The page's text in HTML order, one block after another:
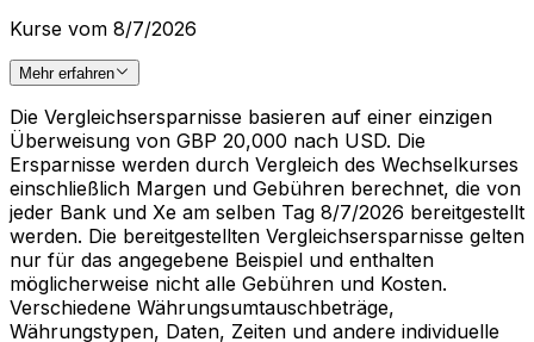
Kurse vom 8/7/2026
Mehr erfahren
Die Vergleichsersparnisse basieren auf einer einzigen
Überweisung von GBP 20,000 nach USD. Die
Ersparnisse werden durch Vergleich des Wechselkurses
einschließlich Margen und Gebühren berechnet, die von
jeder Bank und Xe am selben Tag 8/7/2026 bereitgestellt
werden. Die bereitgestellten Vergleichsersparnisse gelten
nur für das angegebene Beispiel und enthalten
möglicherweise nicht alle Gebühren und Kosten.
Verschiedene Währungsumtauschbeträge,
Währungstypen, Daten, Zeiten und andere individuelle